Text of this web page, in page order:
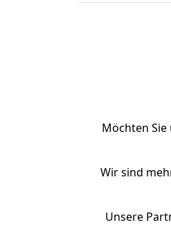
Möchten
Wir sind
Unsere